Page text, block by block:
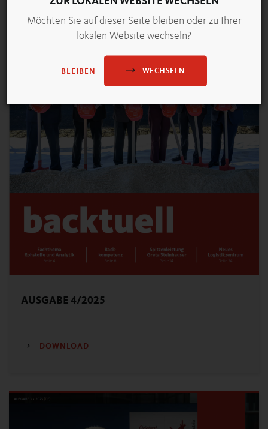
Möchten Sie auf dieser Seite bleiben oder zu Ihrer
lokalen Website wechseln?
BLEIBEN WECHSELN
AUSGABE 4/2025
DOWNLOAD